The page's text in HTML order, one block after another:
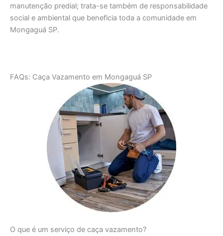
manutenção predial; trata-se também de responsabilidade
social e ambiental que beneficia toda a comunidade em
Mongaguá SP.
FAQs: Caça Vazamento em Mongaguá SP
O que é um serviço de caça vazamento?